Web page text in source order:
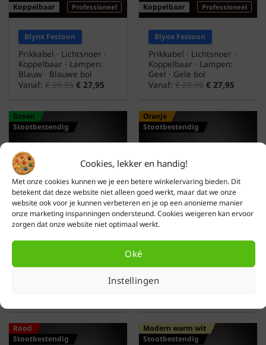
Cookies, lekker en handig!
Met onze cookies kunnen we je een betere winkelervaring bieden. Dit
betekent dat deze website niet alleen goed werkt, maar dat we onze
website ook voor je kunnen verbeteren en je op een anonieme manier
onze marketing inspanningen ondersteund. Cookies weigeren kan ervoor
zorgen dat onze website niet optimaal werkt.
Oké
Instellingen
Professioneel
Koppelbaar
Blynx Festoon
Prikkabel · Lichtsnoer ·
Koppelbaar · Lampen:
Blauw · Blauwe bol
Vanaf:€29,95 € 27,95
Professioneel
Koppelbaar
Blynx Festoon
Prikkabel · Lichtsnoer ·
Koppelbaar · Lampen:
Geel · Gele bol
Vanaf:€29,95 € 27,95
Groen
Stootbestendig
Professioneel
Koppelbaar
Prikkabel · Lichtsnoer ·
Oranje
Stootbestendig
Professioneel
Koppelbaar
Prikkabel · Lichtsnoer ·
Oranje · Oranje bol
Rood
Stootbestendig
Modern warm wit
Stootbestendig